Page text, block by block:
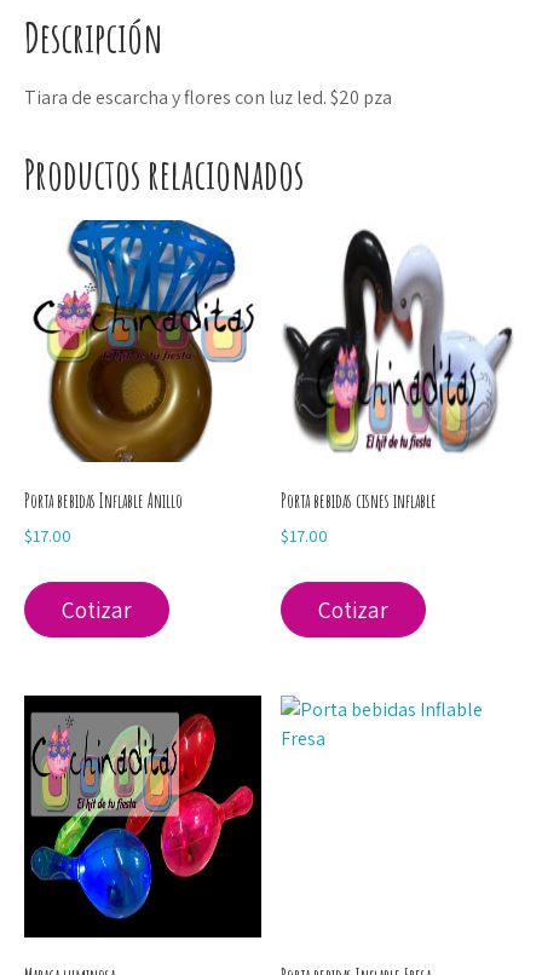
Descripción
Tiara de escarcha y flores con luz led. $20 pza
Productos relacionados
Porta bebidas Inflable Anillo
$17.00
Cotizar
Porta bebidas cisnes inflable
$17.00
Cotizar